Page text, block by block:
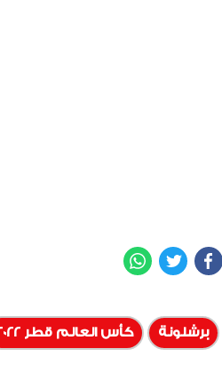
Facebook
Twitter
برشلونة كأس العالم قطر 2022